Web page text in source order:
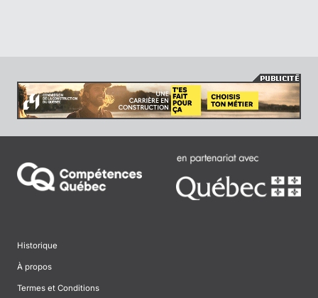
Historique
À propos
Termes et Conditions